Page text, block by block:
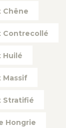
Chêne
Contrecollé
Huilé
Massif
Stratifié
Hongrie